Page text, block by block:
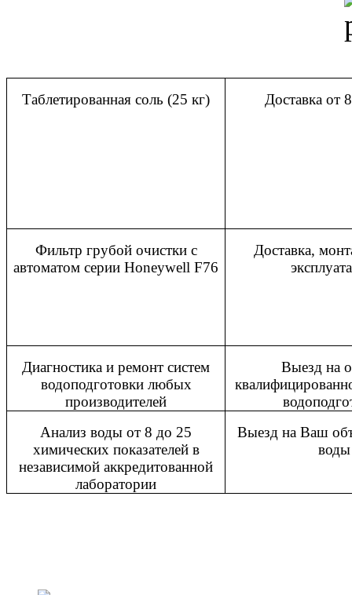
Таблетированная соль (25 кг) Доставка от
Фильтр грубой очистки с
автоматом серии Honeywell F76
Доставка,
Диагностика и ремонт систем
водоподготовки любых
производителей
Выезд на
Анализ воды от 8 до 25
химических показателей в
независимой аккредитованной
лаборатории
Выезд на Ваш
воды